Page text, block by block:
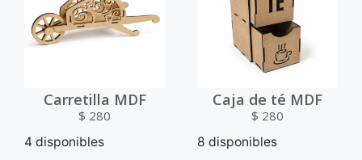
Carretilla MDF
$ 280
4 disponibles
Caja de té MDF
$ 280
8 disponibles